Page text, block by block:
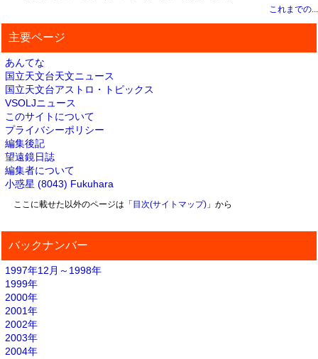
これまでの...
主要ページ
あんてな
国立天文台天文ニュース
国立天文台アストロ・トピックス
VSOLJニュース
このサイトについて
プライバシーポリシー
編集後記
望遠鏡日誌
編集者について
小惑星 (8043) Fukuhara
ここに載せた以外のページは「 目次(サイトマップ)」から
バックナンバー
1997年12月～1998年
1999年
2000年
2001年
2002年
2003年
2004年